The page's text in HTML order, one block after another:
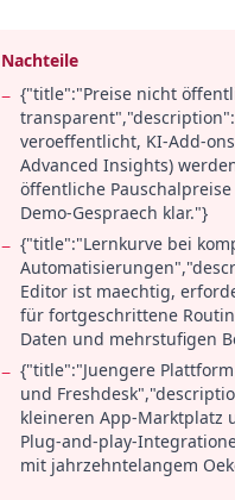
Nachteile
− {"title":"Preise nicht
veroeffentlicht, KI-Add-
Advanced Insights)
öffentliche
Demo-Gespraech klar."}
− {"title":"Lernkurve bei
Editor ist maechtig,
für fortgeschrittene
Daten und mehrstufigen
− {"title":"Juengere
und
kleineren App-Marktplatz
Plug-and-play-
mit jahrzehntelangem